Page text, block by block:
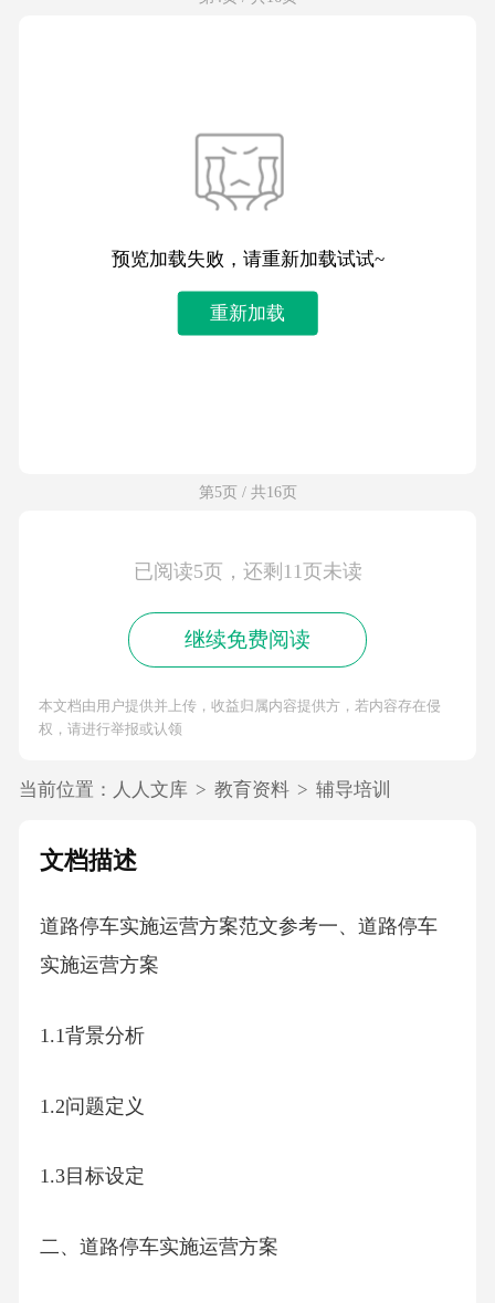
预览加载失败，请重新加载试试~
重新加载
第5页 / 共16页
已阅读5页，还剩11页未读
继续免费阅读
本文档由用户提供并上传，收益归属内容提供方，若内容存在侵
权，请进行举报或认领
当前位置： 人人文库 > 教育资料 > 辅导培训
文档描述
道路停车实施运营方案范文参考一、道路停车
实施运营方案
1.1背景分析
1.2问题定义
1.3目标设定
二、道路停车实施运营方案